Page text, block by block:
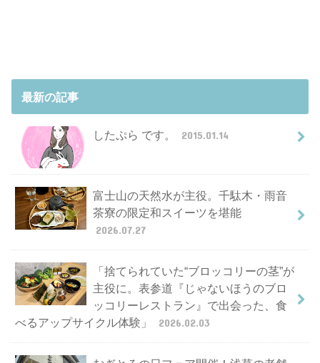
最新の記事
したぷら です。 2015.01.14
富士山の天然水が主役。千駄木・雨音
茶寮の限定和スイーツを堪能
2026.07.27
「捨てられていた“ブロッコリーの茎”が
主役に。表参道『じゃないほうのブロ
ッコリーレストラン』で出会った、食
べるアップサイクル体験」
2026.02.03